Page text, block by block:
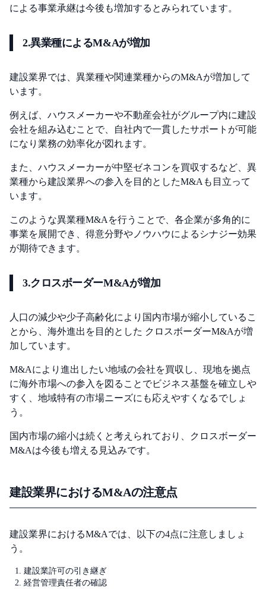
による事業承継は今後も増加するとみられています。
2.異業種によるM&Aが増加
建設業界では、異業種や関連業種からのM&Aが増加して
います。
例えば、ハウスメーカーや不動産会社がグループ内に建設
会社を組み込むことで、自社内で一貫したサポートが可能
になり業務の効率化が図れます。
また、ハウスメーカーが中堅ゼネコンを買収するなど、異
業種から建設業界への参入を目的としたM&Aも目立って
います。
このような異業種M&Aを行うことで、各企業が多角的に
事業を展開でき、得意分野やノウハウによるシナジー効果
が期待できます。
3.クロスボーダーM&Aが増加
人口の減少や少子高齢化により国内市場が縮小しているこ
とから、海外進出を目的とした クロスボーダーM&Aが増
加しています。
M&Aにより進出したい地域の会社を買収し、現地を拠点
に海外市場への参入を図ることでビジネス基盤を確立しや
すく、地域特有の市場ニーズにも応えやすくなるでしょ
う。
国内市場の縮小は続くと考えられており、クロスボーダー
M&Aは今後も増える見込みです。
建設業界におけるM&Aの注意点
建設業界におけるM&Aでは、以下の4点に注意しましょ
う。
建設業許可の引き継ぎ
経営管理責任者の確認